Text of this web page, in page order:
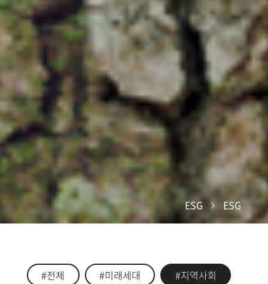
ESG ESG
#전체 #미래세대
#지역사회